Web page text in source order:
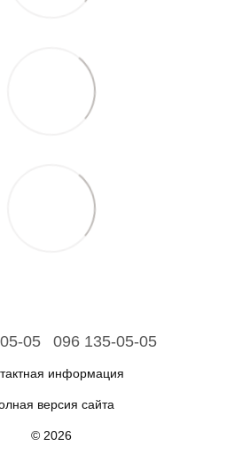
05 096 135-05-05
информация
версия сайта
© 2026